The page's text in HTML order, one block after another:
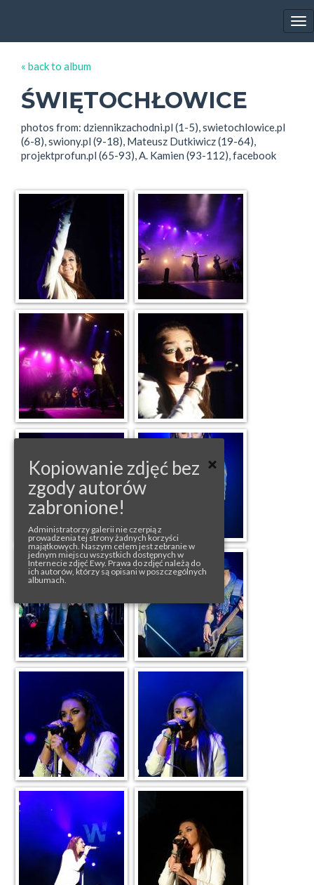
« back to album
ŚWIĘTOCHŁOWICE
photos from: dziennikzachodni.pl (1-5), swietochlowice.pl
(6-8), swiony.pl (9-18), Mateusz Dutkiwicz (19-64),
projektprofun.pl (65-93), A. Kamien (93-112), facebook
Kopiowanie zdjęć bez
zgody autorów
zabronione!
Administratorzy galerii nie czerpią z
prowadzenia tej strony żadnych korzyści
majątkowych. Naszym celem jest zebranie w
jednym miejscu wszystkich dostępnych w
Internecie zdjęć Ewy. Prawa do zdjęć należą do
ich autorów, którzy są opisani w poszczególnych
albumach.